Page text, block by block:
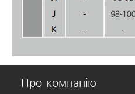
Про компанію